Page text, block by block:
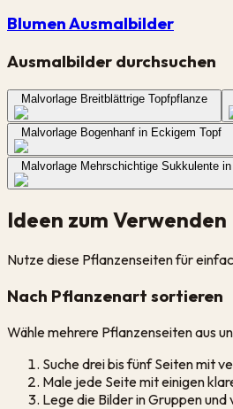
Blumen Ausmalbilder
Ausmalbilder durchsuchen
Malvorlage Breitblättrige Topfpflanze
Malvorlage Bogenhanf in Eckigem Topf
Malvorlage Mehrschichtige Sukkulente
Ideen zum Verwenden
Nutze diese Pflanzenseiten für
Nach Pflanzenart sortieren
Wähle mehrere Pflanzenseiten aus
Suche drei bis fünf Seiten mit
Male jede Seite mit einigen
Lege die Bilder in Gruppen